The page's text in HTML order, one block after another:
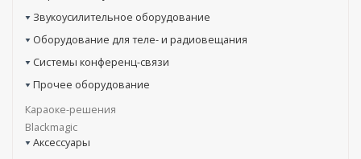
Звукоусилительное оборудование
Оборудование для теле- и радиовещания
Системы конференц-связи
Прочее оборудование
Караоке-решения
Blackmagic
Аксессуары